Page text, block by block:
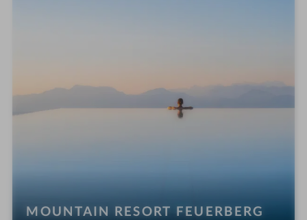
MOUNTAIN RESORT FEUERBERG